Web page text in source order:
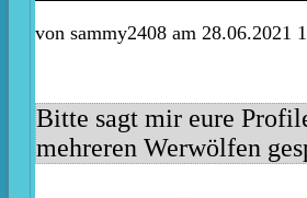
von sammy2408 am 28.06.2021
Bitte sagt mir eure
mehreren Werwölfen